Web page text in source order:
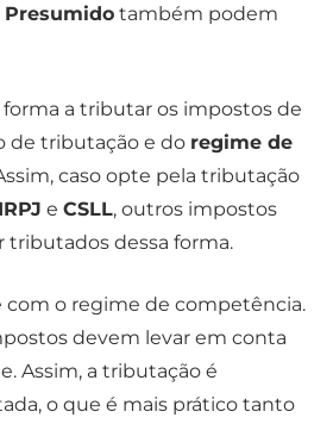
Presumido também podem
a tributar os impostos de
de tributação e do regime de
caso opte pela tributação
IRPJ e CSLL, outros impostos
dessa forma.
com o regime de competência.
devem levar em conta
Assim, a tributação é
o que é mais prático tanto